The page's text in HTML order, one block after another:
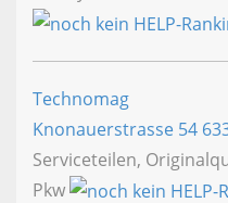
Technomag
Knonauerstrasse 54
Serviceteilen,
Pkw